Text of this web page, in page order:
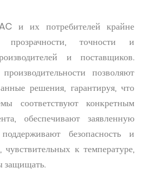
и их потребителей крайне
прозрачности, точности и
и поставщиков.
позволяют
решения, гарантируя, что
соответствуют конкретным
обеспечивают заявленную
безопасность и
чувствительных к температуре,
защищать.